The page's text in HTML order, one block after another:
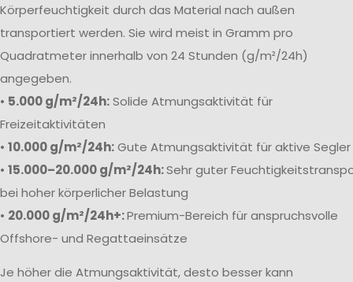
Körperfeuchtigkeit durch das Material nach außen
transportiert werden. Sie wird meist in Gramm pro
Quadratmeter innerhalb von 24 Stunden (g/m²/24h)
angegeben.
• 5.000 g/m²/24h:Solide Atmungsaktivität für
Freizeitaktivitäten
• 10.000 g/m²/24h:Gute Atmungsaktivität für aktive Segler
• 15.000–20.000 g/m²/24h:Sehr guter
bei hoher körperlicher Belastung
• 20.000 g/m²/24h+:Premium-Bereich für anspruchsvolle
Offshore- und Regattaeinsätze
Je höher die Atmungsaktivität, desto besser kann